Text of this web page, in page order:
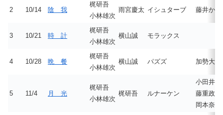
2 10/14 陰 我
梶研吾
小林雄次
雨宮慶太 イシュターブ 藤井か
3 10/21 時 計
梶研吾
小林雄次
横山誠 モラックス
4 10/28 晩 餐
梶研吾
小林雄次
横山誠 パズズ 加勢大
5 11/4 月 光
梶研吾
小林雄次
梶研吾 ルナーケン
小田井涼
藤重政
岡本奈